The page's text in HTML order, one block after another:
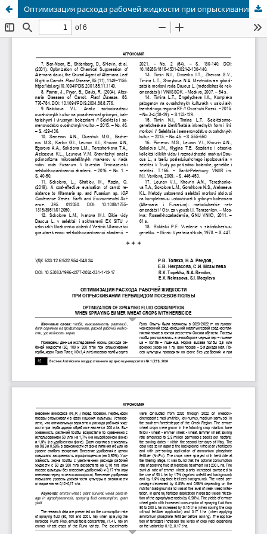
Оптимизация расхода рабочей жидкости при опрыскивании гербицидом посевов полбы